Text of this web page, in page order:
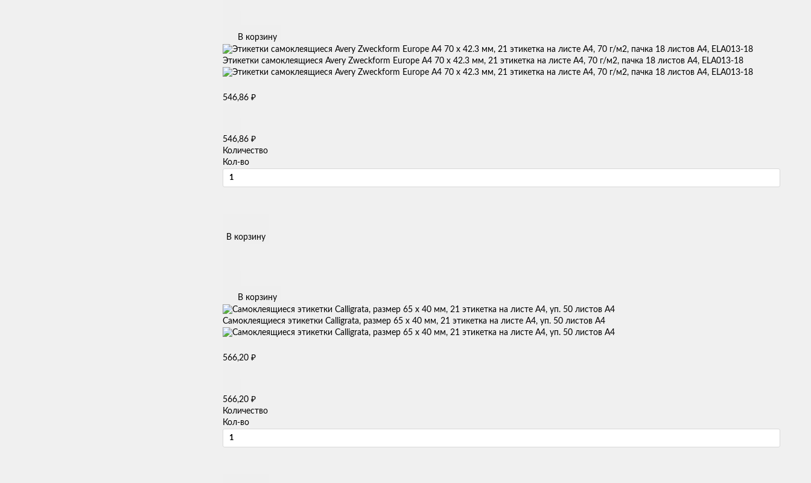
В корзину
Этикетки самоклеящиеся Avery Zweckform Europe A4 70 x 42.3 мм, 21 этикетка на листе А4, 70 г/м2, пачка 18 листов А4, ELA013-18
546,86 ₽
546,86 ₽
Количество
Кол-во
В корзину
В корзину
Самоклеящиеся этикетки Calligrata, размер 65 х 40 мм, 21 этикетка на листе А4, уп. 50 листов А4
566,20 ₽
566,20 ₽
Количество
Кол-во